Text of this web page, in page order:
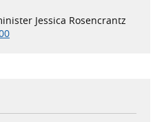
Jessica Rosencrantz